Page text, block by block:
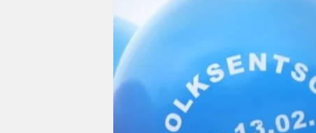
nord
wahrheit
verlag